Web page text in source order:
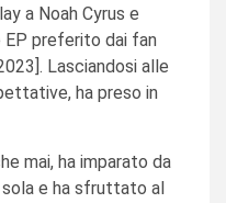
a Noah Cyrus e
EP preferito dai fan
Lasciandosi alle
ha preso in
mai, ha imparato da
e ha sfruttato al